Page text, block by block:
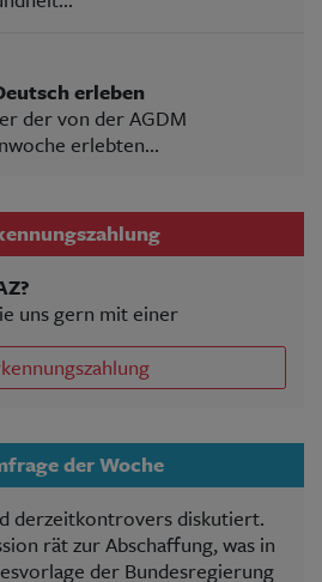
erleben
der von der AGDM
erlebten...
uns gern mit einer
der Woche
derzeitkontrovers diskutiert.
rät zur Abschaffung, was in
der Bundesregierung